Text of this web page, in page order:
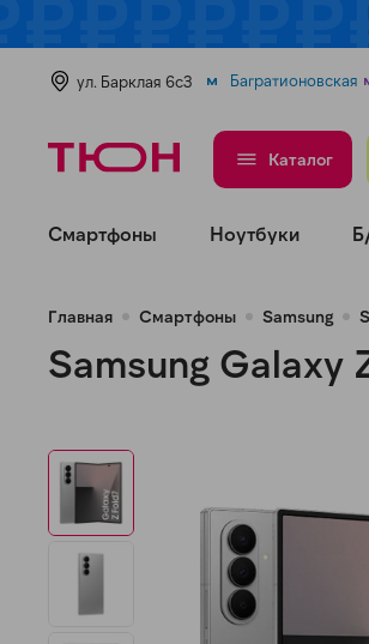
ул. Барклая 6с3 Багратионовская
Каталог
Смартфоны Ноутбуки
Главная Смартфоны Samsung
Samsung Galaxy